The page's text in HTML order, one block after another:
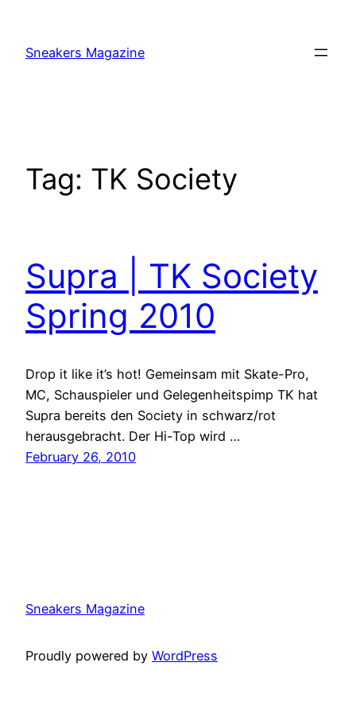
content
Sneakers Magazine
Tag: TK Society
Supra | TK Society
Spring 2010
Drop it like it’s hot! Gemeinsam mit Skate-Pro,
MC, Schauspieler und Gelegenheitspimp TK hat
Supra bereits den Society in schwarz/rot
herausgebracht. Der Hi-Top wird …
February 26, 2010
Sneakers Magazine
Proudly powered by WordPress